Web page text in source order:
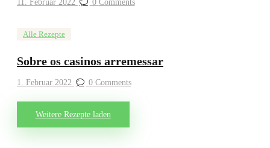
11. Februar 2022 0 Comments
Alle Rezepte
Sobre os casinos arremessar
1. Februar 2022 0 Comments
Weitere Rezepte laden